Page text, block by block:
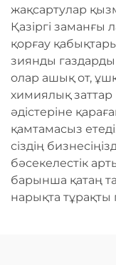
жақсартулар
Қазіргі заманғы
қорғау
зиянды
олар ашық от,
химиялық заттар
әдістеріне
қамтамасыз
сіздің
бәсекелестік
барынша қатаң
нарықта тұрақты